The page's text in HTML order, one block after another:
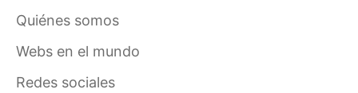
Quiénes somos
Webs en el mundo
Redes sociales